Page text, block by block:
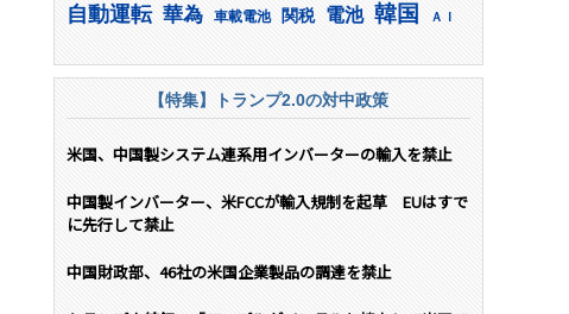
自動運転 華為 車載電池 関税 電池 韓国 ＡＩ
【特集】トランプ2.0の対中政策
米国、中国製システム連系用インバーターの輸入を禁止
中国製インバーター、米FCCが輸入規制を起草 EUはすで
に先行して禁止
中国財政部、46社の米国企業製品の調達を禁止